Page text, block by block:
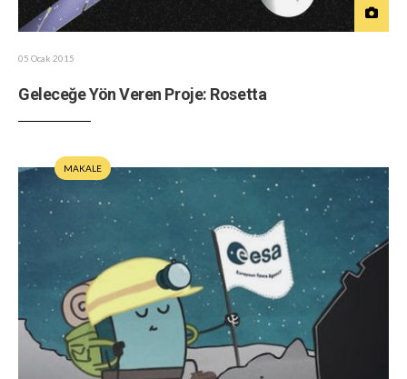
05 Ocak 2015
Geleceğe Yön Veren Proje: Rosetta
MAKALE